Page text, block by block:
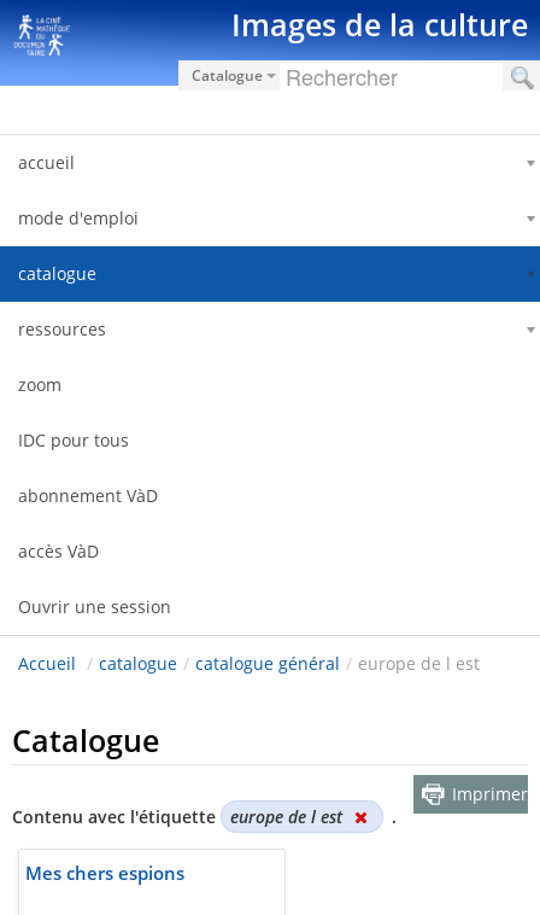
Saut au contenu Images de la culture
Catalogue
accueil
mode d'emploi
catalogue
ressources
zoom
IDC pour tous
abonnement VàD
accès VàD
Ouvrir une session
Accueil / catalogue / catalogue général / europe de l est
Catalogue
Contenu avec l'étiquette europe de l est .
Imprimer
Mes chers espions